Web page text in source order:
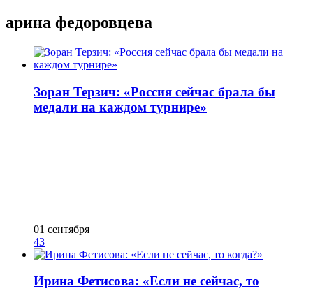
арина федоровцева
Зоран Терзич: «Россия сейчас брала бы
медали на каждом турнире»
01 сентября
43
Ирина Фетисова: «Если не сейчас, то